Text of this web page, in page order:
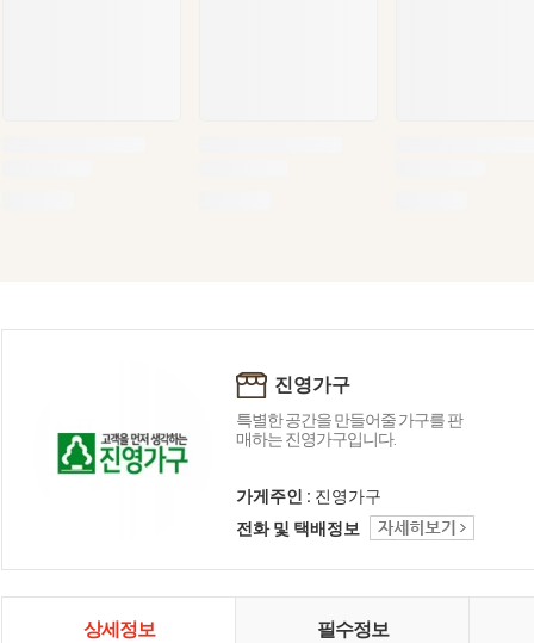
진영가구
특별한 공간을 만들어줄 가구를 판
매하는 진영가구입니다.
가게주인 : 진영가구
전화 및 택배정보
상세정보 필수정보